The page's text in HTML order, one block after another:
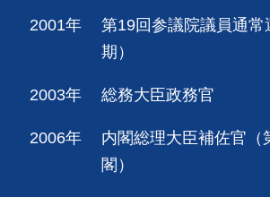
2001年
第19回参議院議員通常
期）
2003年 総務大臣政務官
2006年
内閣総理大臣補佐官（
閣）